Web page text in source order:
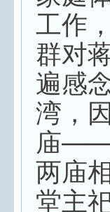
工作
群对
遍感
湾，
庙——
两庙
堂主